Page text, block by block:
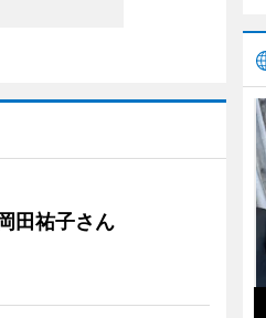
田祐子さん